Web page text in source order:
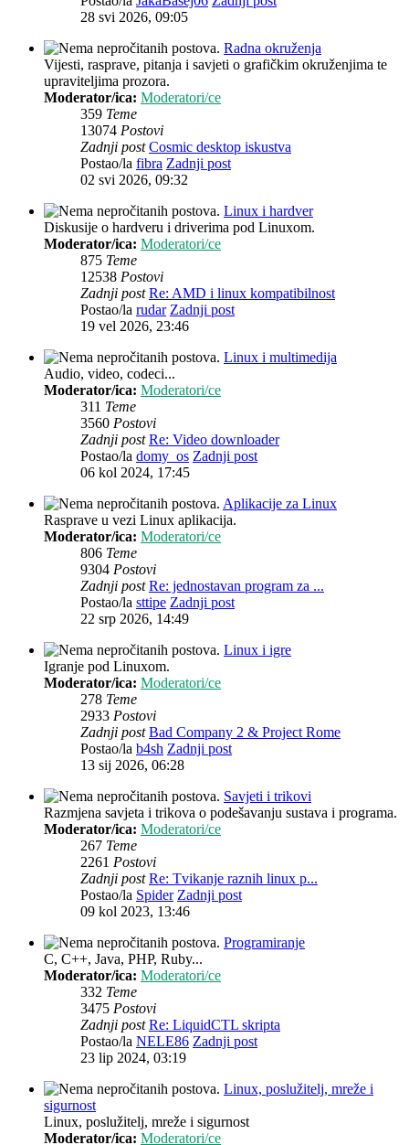
28 svi 2026, 09:05
Radna okruženja
Vijesti, rasprave, pitanja i savjeti o grafičkim okruženjima te
upraviteljima prozora.
Moderator/ica: Moderatori/ce
359 Teme
13074 Postovi
Zadnji post Cosmic desktop iskustva
Postao/la fibra Zadnji post
02 svi 2026, 09:32
Linux i hardver
Diskusije o hardveru i driverima pod Linuxom.
Moderator/ica: Moderatori/ce
875 Teme
12538 Postovi
Zadnji post Re: AMD i linux kompatibilnost
Postao/la rudar Zadnji post
19 vel 2026, 23:46
Linux i multimedija
Audio, video, codeci...
Moderator/ica: Moderatori/ce
311 Teme
3560 Postovi
Zadnji post Re: Video downloader
Postao/la domy_os Zadnji post
06 kol 2024, 17:45
Aplikacije za Linux
Rasprave u vezi Linux aplikacija.
Moderator/ica: Moderatori/ce
806 Teme
9304 Postovi
Zadnji post Re: jednostavan program za ...
Postao/la sttipe Zadnji post
22 srp 2026, 14:49
Linux i igre
Igranje pod Linuxom.
Moderator/ica: Moderatori/ce
278 Teme
2933 Postovi
Zadnji post Bad Company 2 & Project Rome
Postao/la b4sh Zadnji post
13 sij 2026, 06:28
Savjeti i trikovi
Razmjena savjeta i trikova o podešavanju sustava i programa.
Moderator/ica: Moderatori/ce
267 Teme
2261 Postovi
Zadnji post Re: Tvikanje raznih linux p...
Postao/la Spider Zadnji post
09 kol 2023, 13:46
Programiranje
C, C++, Java, PHP, Ruby...
Moderator/ica: Moderatori/ce
332 Teme
3475 Postovi
Zadnji post Re: LiquidCTL skripta
Postao/la NELE86 Zadnji post
23 lip 2024, 03:19
Linux, poslužitelj, mreže i
sigurnost
Linux, poslužitelj, mreže i sigurnost
Moderator/ica: Moderatori/ce